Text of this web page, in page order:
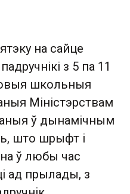
на сайце
з 5 па 11
школьныя
Міністэрствам
ў дынамічным
што шрыфт і
ў любы час
ад прылады, з